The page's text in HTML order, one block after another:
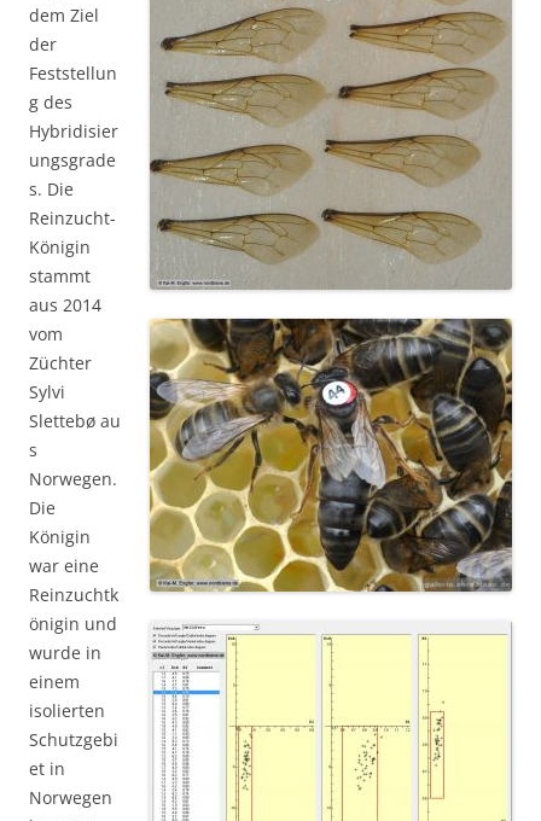
dem Ziel
der
Feststellun
g des
Hybridisier
ungsgrade
s. Die
Reinzucht-
Königin
stammt
aus 2014
vom
Züchter
Sylvi
Slettebø au
s
Norwegen.
Die
Königin
war eine
Reinzuchtk
önigin und
wurde in
einem
isolierten
Schutzgebi
et in
Norwegen